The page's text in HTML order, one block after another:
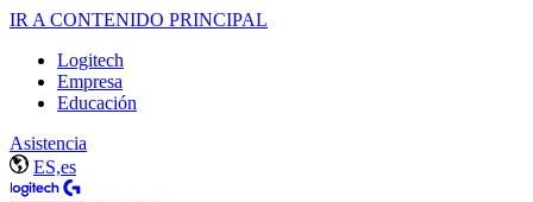
IR A CONTENIDO PRINCIPAL
Logitech
Empresa
Educación
Asistencia
ES,es